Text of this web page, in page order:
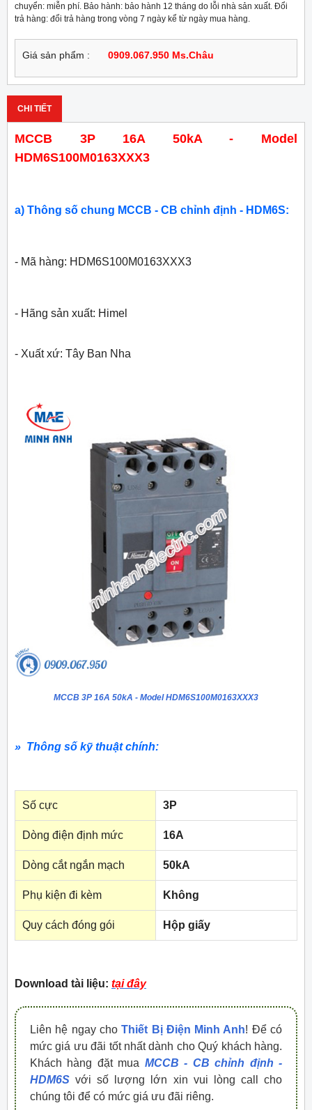
chuyển: miễn phí. Bảo hành: bảo hành 12 tháng do lỗi nhà sản xuất. Đổi
trả hàng: đổi trả hàng trong vòng 7 ngày kể từ ngày mua hàng.
Giá sản phẩm : 0909.067.950 Ms.Châu
CHI TIẾT
MCCB 3P 16A 50kA - Model
HDM6S100M0163XXX3
a) Thông số chung MCCB - CB chỉnh định - HDM6S:
- Mã hàng: HDM6S100M0163XXX3
- Hãng sản xuất: Himel
- Xuất xứ: Tây Ban Nha
MCCB 3P 16A 50kA - Model HDM6S100M0163XXX3
» Thông số kỹ thuật chính:
Số cực 3P
Dòng điện định mức 16A
Dòng cắt ngắn mạch 50kA
Phụ kiện đi kèm Không
Quy cách đóng gói Hộp giấy
Download tài liệu: tại đây
Liên hệ ngay choThiết Bị Điện Minh Anh! Để có
mức giá ưu đãi tốt nhất dành cho Quý khách hàng.
Khách hàng đặt mua MCCB - CB chỉnh định -
HDM6S với số lượng lớn xin vui lòng call cho
chúng tôi để có mức giá ưu đãi riêng.